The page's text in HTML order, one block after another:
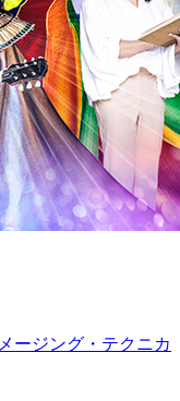
ージング・テクニカ